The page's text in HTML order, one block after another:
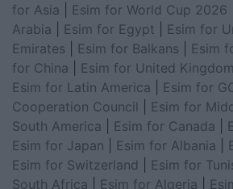
for Asia
Esim for World Cup 2026
Arabia
Esim for Egypt
Esim for
Emirates
Esim for Balkans Esim
for China
Esim for United Kingdom
Esim for Latin America
Esim for
Cooperation Council
Esim for
South America
Esim for Canada
Esim for Japan
Esim for Albania
Esim for Switzerland
Esim for
South Africa
Esim for Algeria